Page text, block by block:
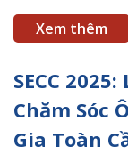
Xem thêm
SECC
Chăm Sóc
Gia Toàn